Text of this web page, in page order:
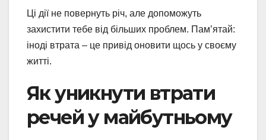
Ці дії не повернуть річ, але допоможуть
захистити тебе від більших проблем. Пам’ятай:
іноді втрата – це привід оновити щось у своєму
житті.
Як уникнути втрати
речей у майбутньому